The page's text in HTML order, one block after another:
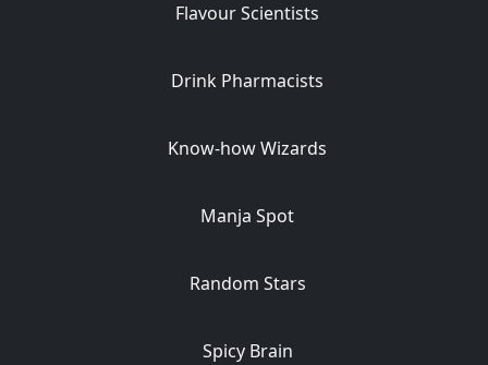
Flavour Scientists
Drink Pharmacists
Know-how Wizards
Manja Spot
Random Stars
Spicy Brain